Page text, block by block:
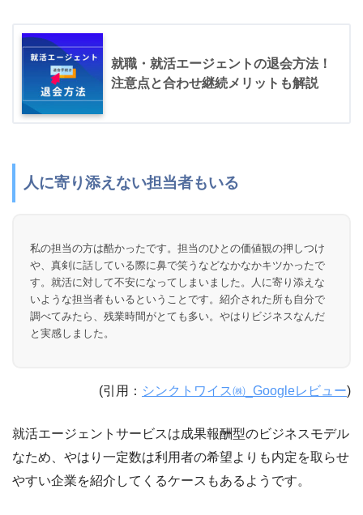
就職・就活エージェントの退会方法！
注意点と合わせ継続メリットも解説
人に寄り添えない担当者もいる
私の担当の方は酷かったです。担当のひとの価値観の押しつけ
や、真剣に話している際に鼻で笑うなどなかなかキツかったで
す。就活に対して不安になってしまいました。人に寄り添えな
いような担当者もいるということです。紹介された所も自分で
調べてみたら、残業時間がとても多い。やはりビジネスなんだ
と実感しました。
(引用： シンクトワイス㈱_Googleレビュー)
就活エージェントサービスは成果報酬型のビジネスモデル
なため、やはり一定数は利用者の希望よりも内定を取らせ
やすい企業を紹介してくるケースもあるようです。